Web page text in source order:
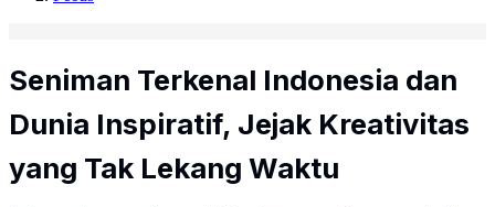
Seniman Terkenal Indonesia dan
Dunia Inspiratif, Jejak Kreativitas
yang Tak Lekang Waktu